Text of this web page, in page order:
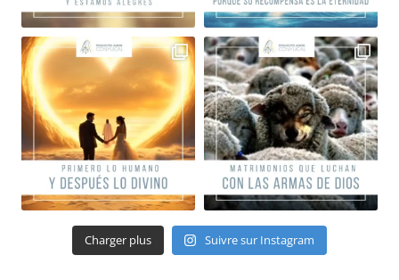
Charger plus Suivre sur Instagram